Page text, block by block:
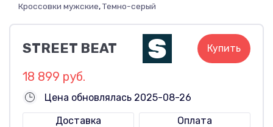
Кроссовки мужские,Темно-серый
STREET BEAT Купить
18 899 руб.
Цена обновлялась 2025-08-26
Доставка
Оплата